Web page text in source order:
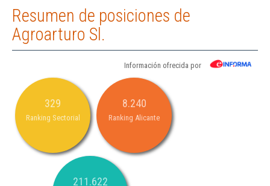
Resumen de posiciones de
Agroarturo Sl.
Información ofrecida por
329
Ranking Sectorial
8.240
Ranking Alicante
211.622